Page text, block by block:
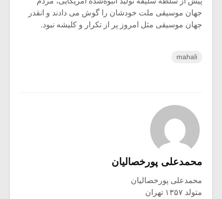
جهان موسیقی ملت خودشان را گوش می دادند و انقدر
جهان موسیقی مثل امروز پر از تکرار و کلیشه نبود.
mahali
محمدعلی پورخصالیان
محمدعلی پورخصالیان
متولد ۱۳۵۷ تهران